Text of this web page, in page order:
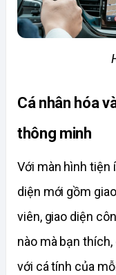
Cá nhân hóa
thông minh
Với màn hình tiện
diện mới gồm
viên, giao diện
nào mà bạn
với cá tính của